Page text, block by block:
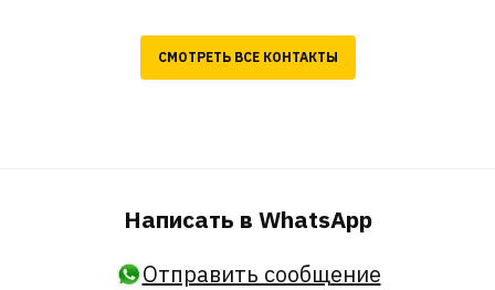
СМОТРЕТЬ ВСЕ КОНТАКТЫ
Написать в WhatsApp
Отправить сообщение